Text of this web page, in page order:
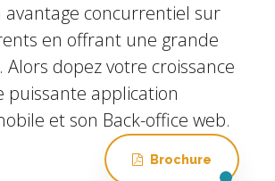
avantage concurrentiel sur
en offrant une grande
Alors dopez votre croissance
puissante application
et son Back-office web.
Brochure